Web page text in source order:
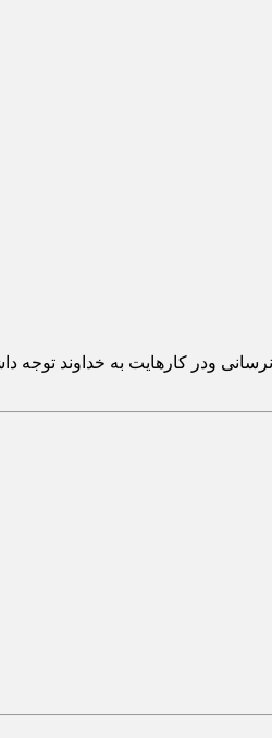
ودر کارهایت به خداوند توجه